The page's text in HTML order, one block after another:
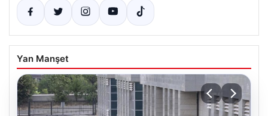
Yan Manşet